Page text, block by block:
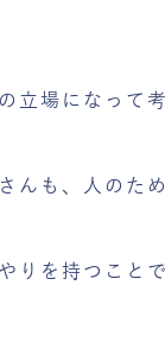
立場になって
んも、人のた
りを持つこと